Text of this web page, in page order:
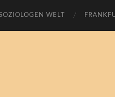
WELT